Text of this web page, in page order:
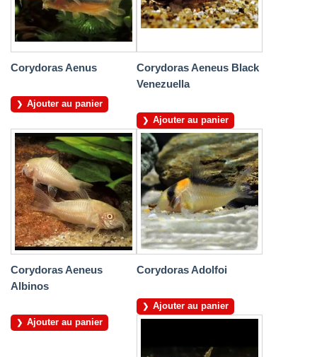
Corydoras Aenus
Ajouter au panier
Corydoras Aeneus Black
Venezuella
Ajouter au panier
Corydoras Aeneus
Albinos
Ajouter au panier
Corydoras Adolfoi
Ajouter au panier